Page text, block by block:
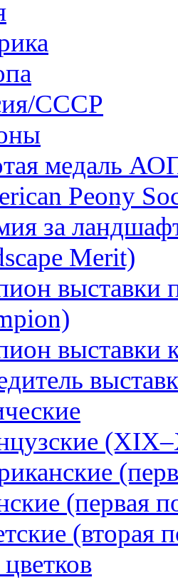
СССР
медаль
Peony
за
Merit)
выставки
выставки
(первая
(вторая